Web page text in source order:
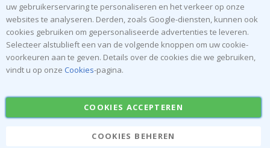
uw gebruikerservaring te personaliseren en het verkeer op onze
websites te analyseren. Derden, zoals Google-diensten, kunnen ook
cookies gebruiken om gepersonaliseerde advertenties te leveren.
Selecteer alstublieft een van de volgende knoppen om uw cookie-
voorkeuren aan te geven. Details over de cookies die we gebruiken,
vindt u op onze Cookies-pagina.
COOKIES ACCEPTEREN
COOKIES BEHEREN